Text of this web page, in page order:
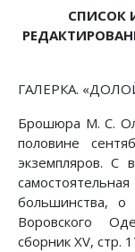
СПИСОК
ГАЛЕРКА.
Брошюра М. С.
половине
экземпляров. С
большинства, о
Воровского
сборник XV, стр.